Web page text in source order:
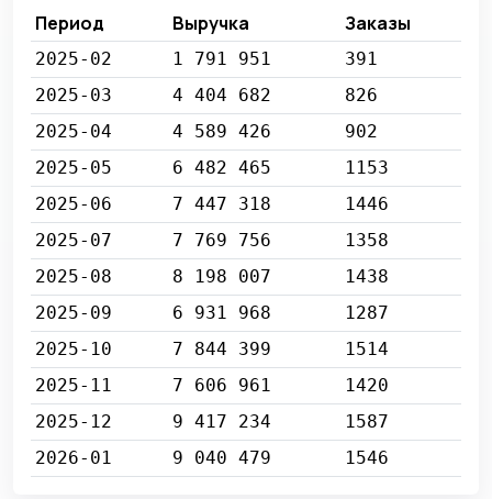
Период Выручка Заказы
2025-02 1 791 951
391
2025-03
4 404 682
826
2025-04
4 589 426
902
2025-05
6 482 465
1153
2025-06
7 447 318
1446
2025-07
7 769 756
1358
2025-08
8 198 007
1438
2025-09
6 931 968
1287
2025-10
7 844 399
1514
2025-11
7 606 961
1420
2025-12
9 417 234
1587
2026-01
9 040 479 1546